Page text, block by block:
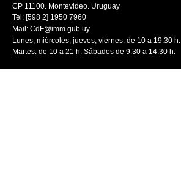
CP 11100. Montevideo. Uruguay
Tel: [598 2] 1950 7960
Mail: CdF@imm.gub.uy
Lunes, miércoles, jueves, viernes: de 10 a 19.30 h.
Martes: de 10 a 21 h. Sábados de 9.30 a 14.30 h.